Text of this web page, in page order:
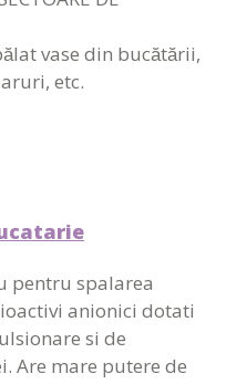
vase din bucătării,
etc.
pentru spalarea
anionici dotati
si de
Are mare putere de